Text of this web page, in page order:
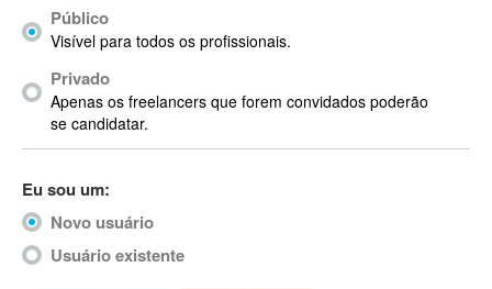
ACPI
Acrobat
Acrobat X
Acronis
ACT
Actimize
ActionScript
ActionScript 3
Público
Visível para todos os profissionais.
Privado
Apenas os freelancers que forem convidados poderão
se candidatar.
Eu sou um:
Novo usuário
Usuário existente